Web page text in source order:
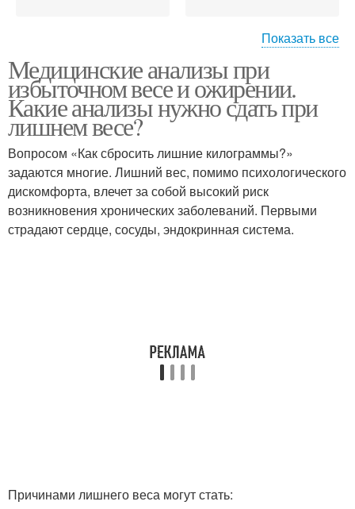
Крови при ожирении
Показать все
Медицинские анализы при
избыточном весе и ожирении.
Какие анализы нужно сдать при
лишнем весе?
Вопросом «Как сбросить лишние килограммы?»
задаются многие. Лишний вес, помимо психологического
дискомфорта, влечет за собой высокий риск
возникновения хронических заболеваний. Первыми
страдают сердце, сосуды, эндокринная система.
Причинами лишнего веса могут стать: